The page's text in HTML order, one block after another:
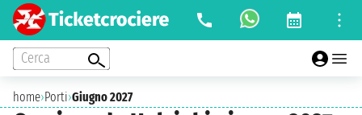
Cerca
home›Porti›Giugno 2027